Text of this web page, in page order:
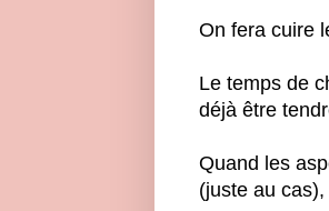
On fera cuire
Le temps de
déjà être
Quand les
(juste au